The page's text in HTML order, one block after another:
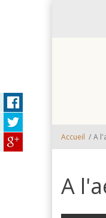
Accueil / A
A